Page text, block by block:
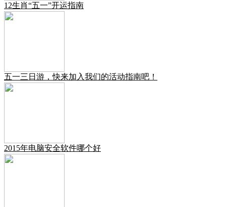
12生肖“五一”开运指南
五一三日游，快来加入我们的活动指南吧！
2015年电脑安全软件哪个好